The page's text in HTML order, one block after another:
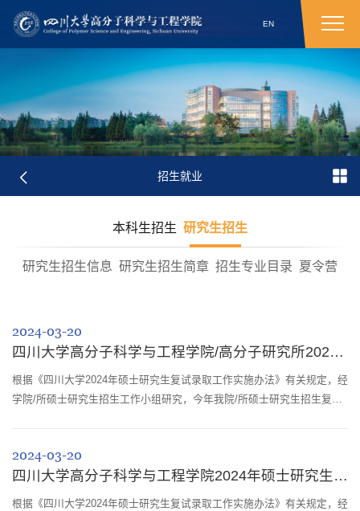
EN
招生就业
本科生招生 研究生招生
研究生招生信息 研究生招生简章 招生专业目录 夏令营
2024-03-20
四川大学高分子科学与工程学院/高分子研究所2024年硕士研究生招生复试通知 （材料...
根据《四川大学2024年硕士研究生复试录取工作实施办法》有关规定，经
学院/所硕士研究生招生工作小组研究，今年我院/所硕士研究生招生复试
点：四川大学望江校区高分子学院科教楼205室2.笔试：笔试时间：2024
年3月29日上午笔试地点：望江研究生楼二区101室笔试形式：闭卷考试
笔试科目：高分子...
2024-03-20
四川大学高分子科学与工程学院2024年硕士研究生招生复试通知（材料加工工程专业）
根据《四川大学2024年硕士研究生复试录取工作实施办法》有关规定，经